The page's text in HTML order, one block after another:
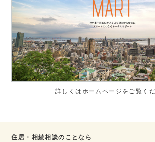
詳しくはホームページをご覧く
住居・相続相談のことなら